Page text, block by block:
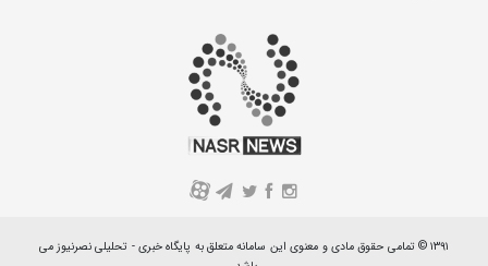
A
۱۳۹۱ © تمامی حقوق مادی و معنوی این سامانه متعلق به پایگاه خبری - تحلیلی نصرنیوز می